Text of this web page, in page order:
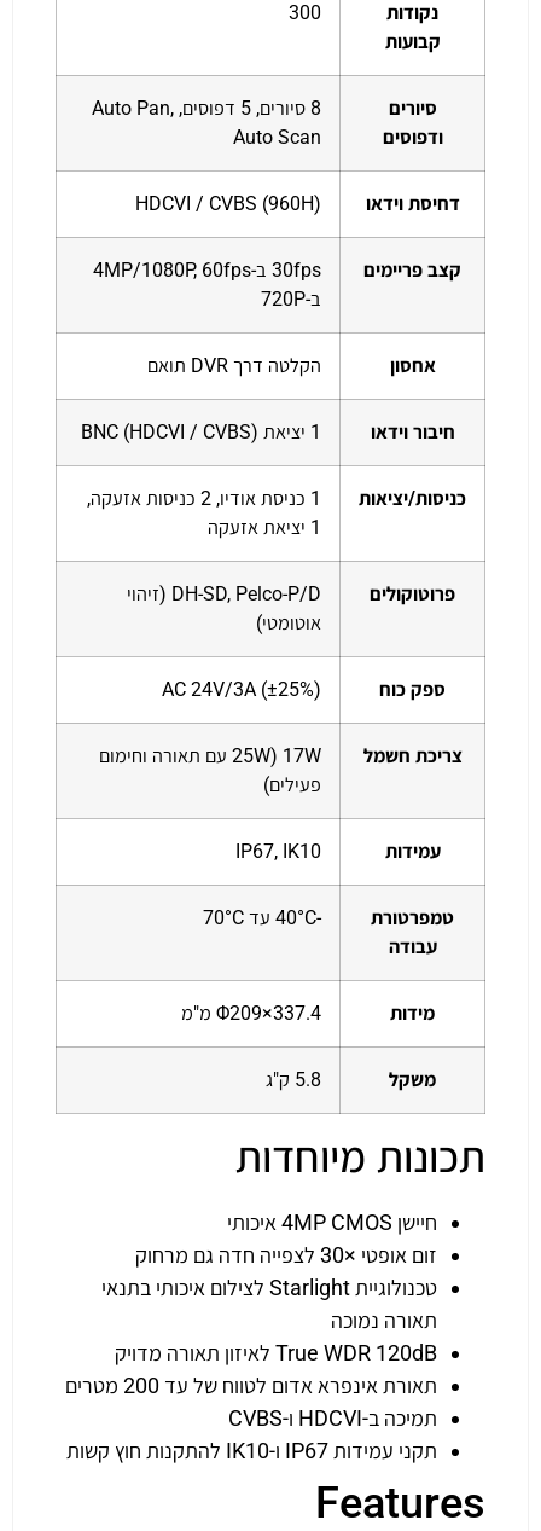
נקודות
קבועות
300
סיורים
ודפוסים
8 סיורים, 5 דפוסים, Auto Pan,
Auto Scan
דחיסת וידאו HDCVI / CVBS (960H)
קצב פריימים
30fps ב-4MP/1080P, 60fps
ב-720P
אחסון הקלטה דרך DVR תואם
חיבור וידאו 1 יציאת BNC (HDCVI / CVBS)
כניסות/יציאות
1 כניסת אודיו, 2 כניסות אזעקה,
1 יציאת אזעקה
פרוטוקולים
DH-SD, Pelco-P/D (זיהוי
אוטומטי)
ספק כוח AC 24V/3A (±25%)
צריכת חשמל
17W (25W עם תאורה וחימום
פעילים)
עמידות IP67, IK10
טמפרטורת
עבודה
-40°C עד 70°C
מידות Φ209×337.4 מ"מ
משקל 5.8 ק"ג
תכונות מיוחדות
חיישן 4MP CMOS איכותי
זום אופטי ×30 לצפייה חדה גם מרחוק
טכנולוגיית Starlight לצילום איכותי בתנאי
תאורה נמוכה
True WDR 120dB לאיזון תאורה מדויק
תאורת אינפרא אדום לטווח של עד 200 מטרים
תמיכה ב-HDCVI ו-CVBS
תקני עמידות IP67 ו-IK10 להתקנות חוץ קשות
Features